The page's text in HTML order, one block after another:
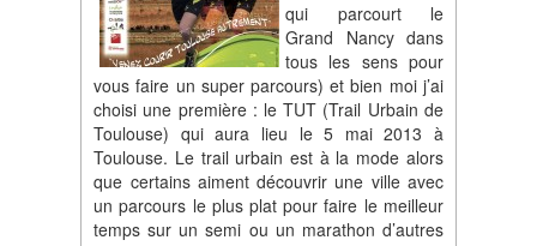
qui parcourt le
Grand Nancy dans
tous les sens pour
vous faire un super parcours) et bien moi j’ai
choisi une première : le TUT (Trail Urbain de
Toulouse) qui aura lieu le 5 mai 2013 à
Toulouse. Le trail urbain est à la mode alors
que certains aiment découvrir une ville avec
un parcours le plus plat pour faire le meilleur
temps sur un semi ou un marathon d’autres